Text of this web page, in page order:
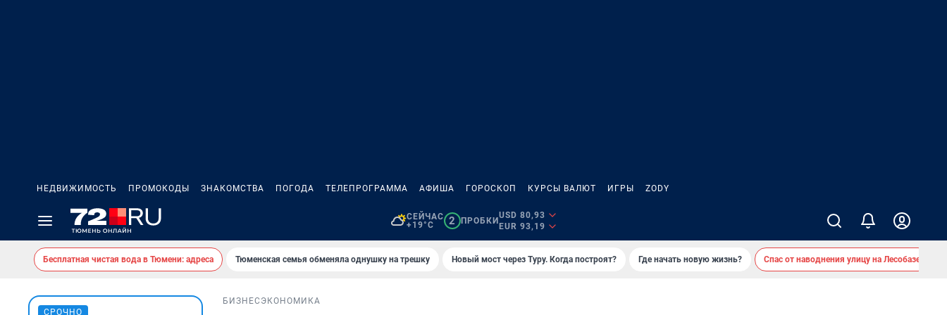
НЕДВИЖИМОСТЬ ПРОМОКОДЫ ЗНАКОМСТВА ПОГОДА ТЕЛЕПРОГРАММА АФИША ГОРОСКОП КУРСЫ ВАЛЮТ ИГРЫ ZODY
СЕЙЧАС
+19°C
2 ПРОБКИ
USD 80,93
EUR 93,19
Бесплатная чистая вода в Тюмени: адреса Тюменская семья обменяла однушку на трешку Новый мост через Туру. Когда построят? Где начать новую жизнь? Спас от наводнения улицу на Лесобазе
СРОЧНО
БИЗНЕС ЭКОНОМИКА